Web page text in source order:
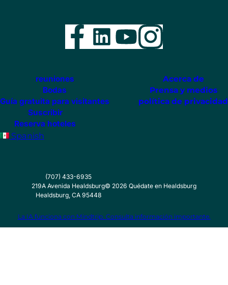
Facebook
LinkedIn
YouTube
reuniones
Bodas
Guía gratuita para visitantes
Acerca de
Prensa y medios
política de privacidad
Suscribir
Reserva hoteles
Spanish
(707) 433-6935
219A Avenida Healdsburg
Healdsburg, CA 95448
© 2026 Quédate en Healdsburg
La IA funciona con Mindtrip. Consulta información importante.